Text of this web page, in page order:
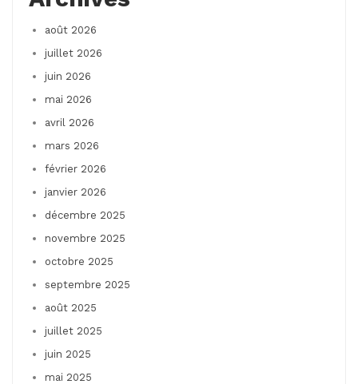
août 2026
juillet 2026
juin 2026
mai 2026
avril 2026
mars 2026
février 2026
janvier 2026
décembre 2025
novembre 2025
octobre 2025
septembre 2025
août 2025
juillet 2025
juin 2025
mai 2025